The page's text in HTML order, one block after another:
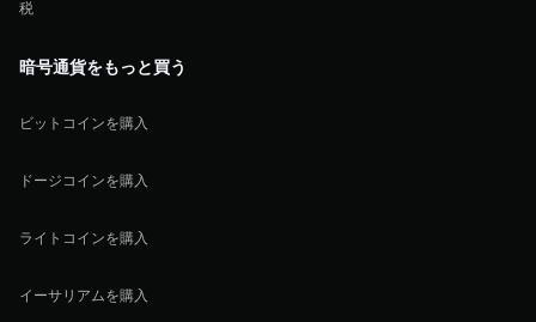
税
暗号通貨をもっと買う
ビットコインを購入
ドージコインを購入
ライトコインを購入
イーサリアムを購入